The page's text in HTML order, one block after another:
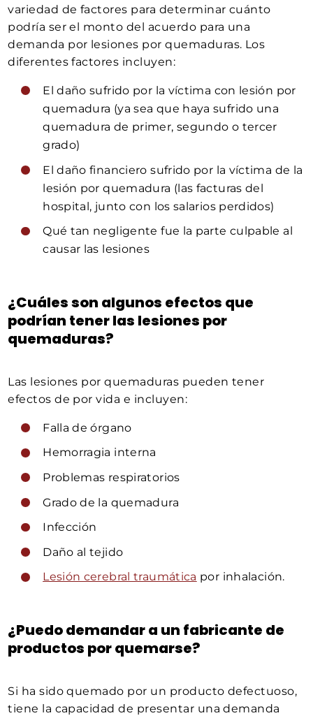
variedad de factores para determinar cuánto
podría ser el monto del acuerdo para una
demanda por lesiones por quemaduras. Los
diferentes factores incluyen:
El daño sufrido por la víctima con lesión por
quemadura (ya sea que haya sufrido una
quemadura de primer, segundo o tercer
grado)
El daño financiero sufrido por la víctima de la
lesión por quemadura (las facturas del
hospital, junto con los salarios perdidos)
Qué tan negligente fue la parte culpable al
causar las lesiones
¿Cuáles son algunos efectos que
podrían tener las lesiones por
quemaduras?
Las lesiones por quemaduras pueden tener
efectos de por vida e incluyen:
Falla de órgano
Hemorragia interna
Problemas respiratorios
Grado de la quemadura
Infección
Daño al tejido
Lesión cerebral traumática por inhalación.
¿Puedo demandar a un fabricante de
productos por quemarse?
Si ha sido quemado por un producto defectuoso,
tiene la capacidad de presentar una demanda